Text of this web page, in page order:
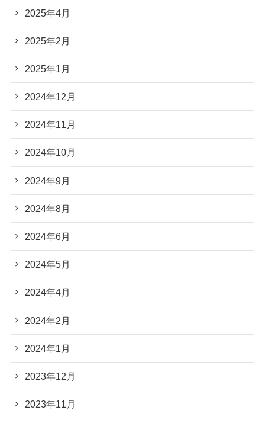
2025年4月
2025年2月
2025年1月
2024年12月
2024年11月
2024年10月
2024年9月
2024年8月
2024年6月
2024年5月
2024年4月
2024年2月
2024年1月
2023年12月
2023年11月